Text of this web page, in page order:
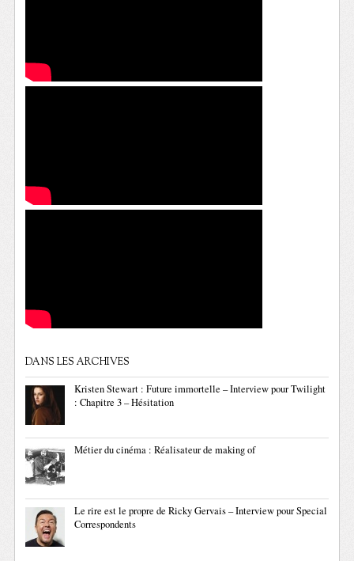
DANS LES ARCHIVES
Kristen Stewart : Future immortelle – Interview pour Twilight
: Chapitre 3 – Hésitation
Métier du cinéma : Réalisateur de making of
Le rire est le propre de Ricky Gervais – Interview pour Special
Correspondents